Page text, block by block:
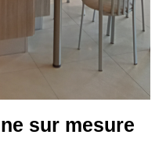
sur mesure